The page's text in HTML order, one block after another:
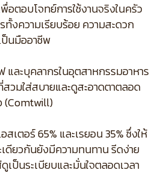
อตอบโจทย์การใช้งานจริงในครัว
ทั้งความเรียบร้อย ความสะดวก
นมืออาชีพ
และบุคลากรในอุตสาหกรรมอาหาร
วมใส่สบายและดูสะอาดตาตลอด
(Comtwill)
ตอร์ 65% และเรยอน 35% ซึ่งให้
ดียวกันยังมีความทนทาน รีดง่าย
ป็นระเบียบและมั่นใจตลอดเวลา